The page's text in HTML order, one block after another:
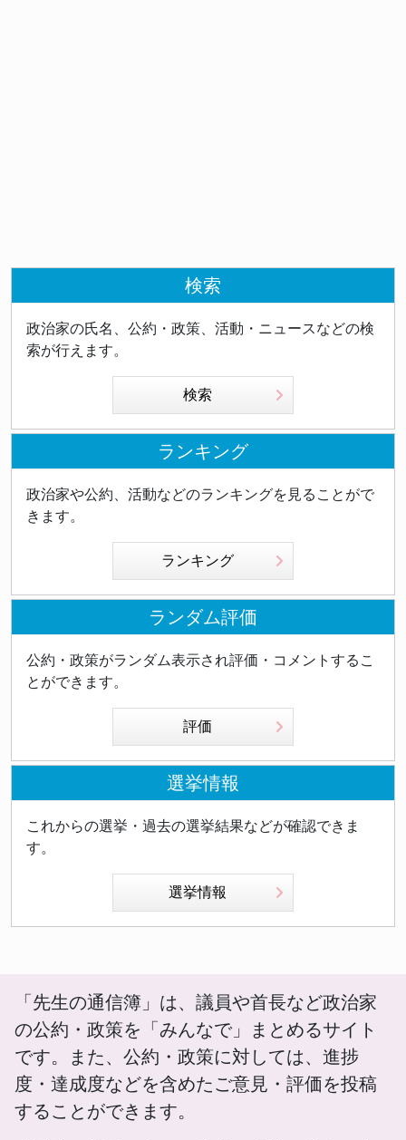
検索
政治家の氏名、公約・政策、活動・ニュースなどの検
索が行えます。
検索
ランキング
政治家や公約、活動などのランキングを見ることがで
きます。
ランキング
ランダム評価
公約・政策がランダム表示され評価・コメントするこ
とができます。
評価
選挙情報
これからの選挙・過去の選挙結果などが確認できま
す。
選挙情報
「先生の通信簿」は、議員や首長など政治家
の公約・政策を「みんなで」まとめるサイト
です。また、公約・政策に対しては、進捗
度・達成度などを含めたご意見・評価を投稿
することができます。